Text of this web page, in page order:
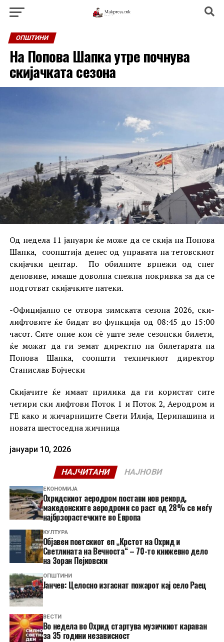
ОПШТИНИ
На Попова Шапка утре почнува
скијачката сезона
Од недела 11 јануари ќе може да се скија на Попова
Шапка, соопштија денес од управата на тетовскиот
скијачки центар. По обилните врнежи од снег
деновиве, имаше доволна снежна покривка за да се
подготват скијачките патеки.
-Официјално се отвора зимската сезона 2026, ски-
лифтовите ќе бидат во функција од 08:45 до 15:00
часот. Сите оние кои сè уште зеле сезонски билети,
ќе можат да ги земат директно на билетарата на
Попова Шапка, соопшти техничкиот директор
Станислав Бојчески
Скијачите ќе имаат прилика да ги користат сите
четири ски лифтови Поток 1 и Поток 2, Аеродром и
ГЕ како и жичарниците Свети Илија, Церипашина и
новата шестоседна жичница
јануари 10, 2026
НАЈЧИТАНИ НАЈНОВИ
ЕКОНОМИЈА
Охридскиот аеродром постави нов рекорд,
македонските аеродроми со раст од 28% се меѓу
најбрзорастечките во Европа
КУЛТУРА
Објавен поетскиот еп „Крстот на Охрид и
Светлината на Вечноста“ – 70-то книжевно дело
на Зоран Пејковски
ОПШТИНИ
Јанчев: Целосно изгаснат пожарот кај село Раец
ВЕСТИ
Во недела во Охрид стартува музичкиот караван
за 35 години независност